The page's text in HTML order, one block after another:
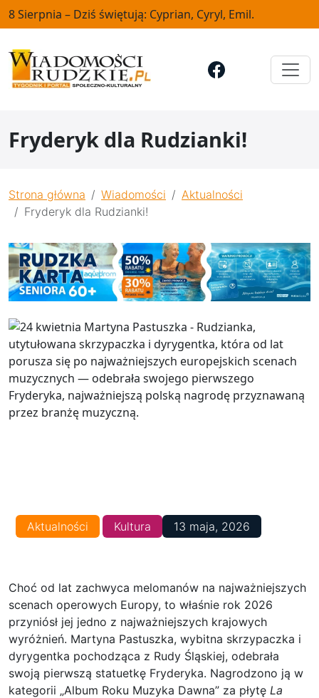
8 Sierpnia – Dziś świętują: Cyprian, Cyryl, Emil.
Fryderyk dla Rudzianki!
Strona główna Wiadomości
Aktualności
Fryderyk dla Rudzianki!
Aktualności Kultura 13 maja, 2026
Choć od lat zachwyca melomanów na najważniejszych
scenach operowych Europy, to właśnie rok 2026
przyniósł jej jedno z najważniejszych krajowych
wyróżnień. Martyna Pastuszka, wybitna skrzypaczka i
dyrygentka pochodząca z Rudy Śląskiej, odebrała
swoją pierwszą statuetkę Fryderyka. Nagrodzono ją w
kategorii „Album Roku Muzyka Dawna” za płytę La